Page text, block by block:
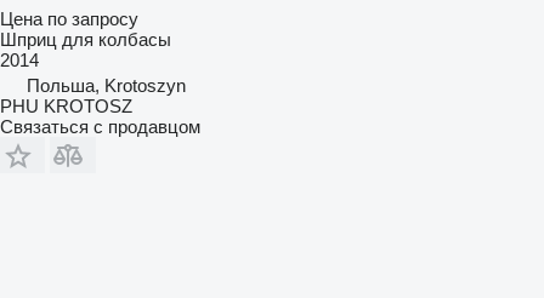
Цена по запросу
Шприц для колбасы
2014
Польша, Krotoszyn
PHU KROTOSZ
Связаться с продавцом